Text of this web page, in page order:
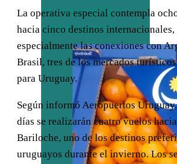
la innovación
empresarial
La operativa especial contempla
hacia cinco destinos
especialmente las conexiones con
Brasil, tres de los mercados
para Uruguay.
Según informó Aeropuertos
días se realizarán cuatro vuelos
Bariloche, uno de los destinos
uruguayos durante el invierno. Los